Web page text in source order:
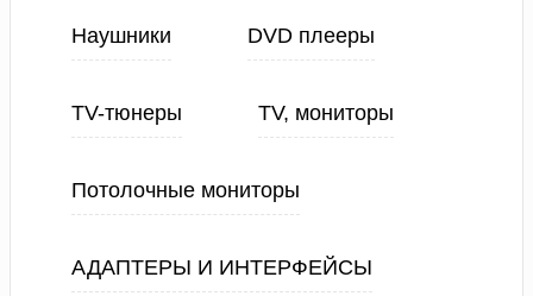
Наушники DVD плееры
TV-тюнеры TV, мониторы
Потолочные мониторы
АДАПТЕРЫ И ИНТЕРФЕЙСЫ